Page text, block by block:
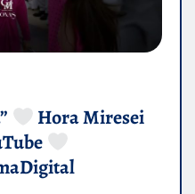
Hora Miresei